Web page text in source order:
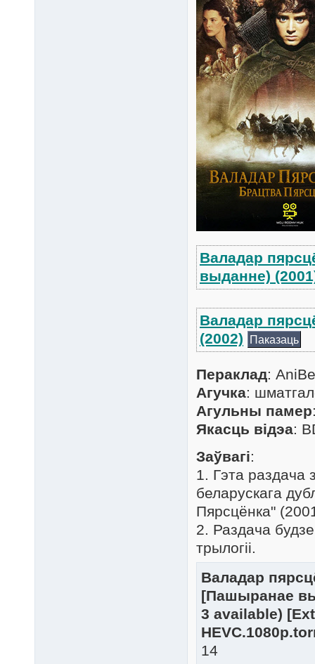
Валадар
выданне)
Валадар
(2002)
Паказаць
Пераклад:
Агучка:
Агульны памер
Якасць відэа:
Заўвагі:
1. Гэта раздача
беларускага
Пярсцёнка"
2. Раздача
трылогіі.
Валадар
[Пашыранае
3 available)
14